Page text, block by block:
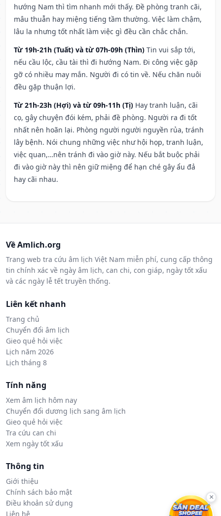
hướng Nam thì tìm nhanh mới thấy. Đề phòng tranh cãi,
mâu thuẫn hay miệng tiếng tầm thường. Việc làm chậm,
lâu la nhưng tốt nhất làm việc gì đều cần chắc chắn.
Từ 19h-21h (Tuất) và từ 07h-09h (Thìn) Tin vui sắp tới,
nếu cầu lộc, cầu tài thì đi hướng Nam. Đi công việc gặp
gỡ có nhiều may mắn. Người đi có tin về. Nếu chăn nuôi
đều gặp thuận lợi.
Từ 21h-23h (Hợi) và từ 09h-11h (Tị) Hay tranh luận, cãi
cọ, gây chuyện đói kém, phải đề phòng. Người ra đi tốt
nhất nên hoãn lại. Phòng người người nguyền rủa, tránh
lây bệnh. Nói chung những việc như hội họp, tranh luận,
việc quan,…nên tránh đi vào giờ này. Nếu bắt buộc phải
đi vào giờ này thì nên giữ miệng để hạn ché gây ẩu đả
hay cãi nhau.
Về Amlich.org
Trang web tra cứu âm lịch Việt Nam miễn phí, cung cấp thông
tin chính xác về ngày âm lịch, can chi, con giáp, ngày tốt xấu
và các ngày lễ tết truyền thống.
Liên kết nhanh
Trang chủ
Chuyển đổi âm lịch
Gieo quẻ hỏi việc
Lịch năm 2026
Lịch tháng 8
Tính năng
Xem âm lịch hôm nay
Chuyển đổi dương lịch sang âm lịch
Gieo quẻ hỏi việc
Tra cứu can chi
Xem ngày tốt xấu
Thông tin
Giới thiệu
Chính sách bảo mật
Điều khoản sử dụng
Liên hệ
×